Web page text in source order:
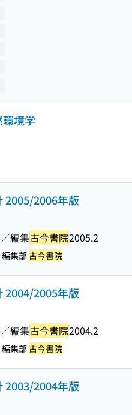
境学
2005/2006年版
編集古今書院2005.2
集部古今書院
2004/2005年版
編集古今書院2004.2
集部古今書院
2003/2004年版